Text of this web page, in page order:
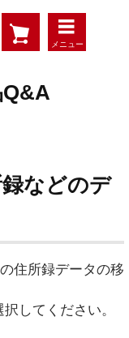
メニュー
Q&A
などのデ
住所録データの移
してください。